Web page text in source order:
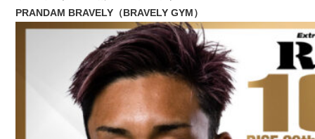
PRANDAM BRAVELY（BRAVELY GYM）